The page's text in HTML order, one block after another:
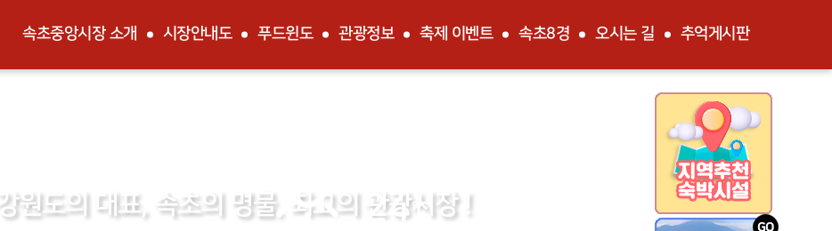
속초중앙시장 소개 시장안내도 푸드윈도 관광정보 축제 이벤트 속초8경 오시는 길 추억게시판
강원도의 대표, 속초의 명물, 최고의 관광시장 !
24℃